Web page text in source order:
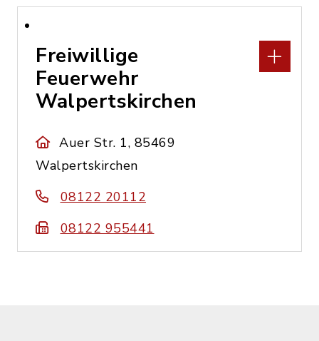
Freiwillige
Feuerwehr
Walpertskirchen
Auer Str. 1, 85469
Walpertskirchen
08122 20112
08122 955441